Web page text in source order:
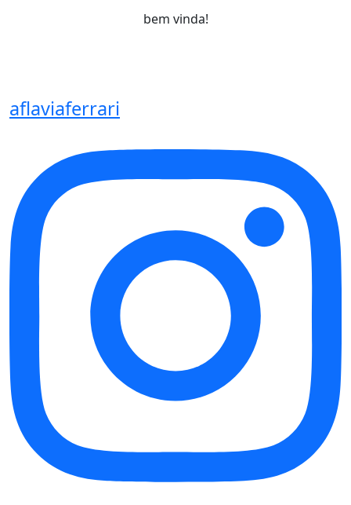
bem vinda!
aflaviaferrari